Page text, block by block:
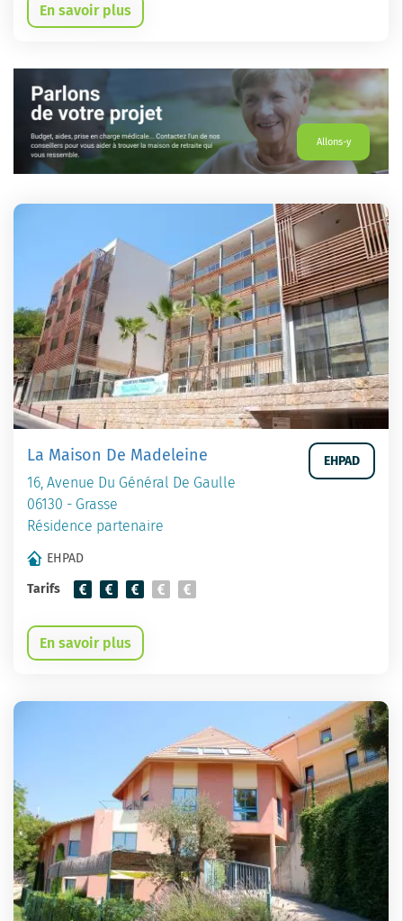
En savoir plus
Allons-y
La Maison De Madeleine
16, Avenue Du Général De Gaulle
06130 - Grasse
Résidence partenaire
EHPAD
EHPAD
Tarifs
En savoir plus